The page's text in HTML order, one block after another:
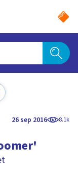
26 sep 2016 8.1k